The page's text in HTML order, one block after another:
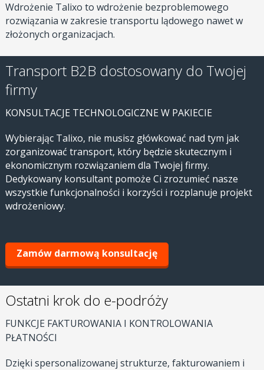
Wdrożenie Talixo to wdrożenie bezproblemowego
rozwiązania w zakresie transportu lądowego nawet w
złożonych organizacjach.
Transport B2B dostosowany do Twojej
firmy
KONSULTACJE TECHNOLOGICZNE W PAKIECIE
Wybierając Talixo, nie musisz główkować nad tym jak
zorganizować transport, który będzie skutecznym i
ekonomicznym rozwiązaniem dla Twojej firmy.
Dedykowany konsultant pomoże Ci zrozumieć nasze
wszystkie funkcjonalności i korzyści i rozplanuje projekt
wdrożeniowy.
Zamów darmową konsultację
Ostatni krok do e-podróży
FUNKCJE FAKTUROWANIA I KONTROLOWANIA
PŁATNOŚCI
Dzięki spersonalizowanej strukturze, fakturowaniem i